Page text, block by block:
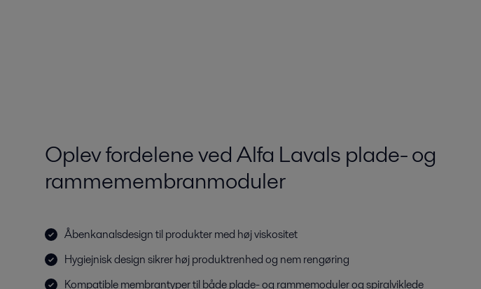
Oplev fordelene ved Alfa Lavals plade- og
rammemembranmoduler
Åbenkanalsdesign til produkter med høj viskositet
Hygiejnisk design sikrer høj produktrenhed og nem rengøring
Kompatible membrantyper til både plade- og rammemoduler og spiralviklede